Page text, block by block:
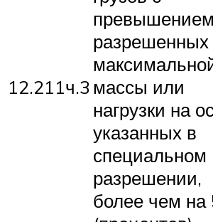
12.211ч.3
превышением
разрешенных
массы или
нагрузки на
указанных в
специальном
разрешении,
более чем на